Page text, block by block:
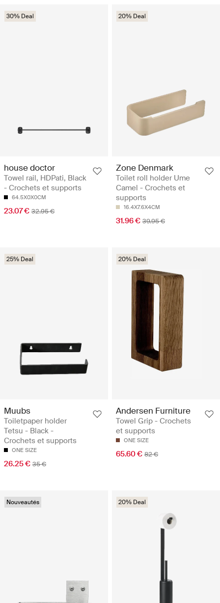
30% Deal
house doctor
Towel rail, HDPati, Black
- Crochets et supports
64.5X0X0CM
23.07 € 32.95 €
20% Deal
Zone Denmark
Toilet roll holder Ume
Camel - Crochets et
supports
16.4X7.6X4CM
31.96 € 39.95 €
25% Deal
Muubs
Toiletpaper holder
Tetsu - Black -
Crochets et supports
ONE SIZE
26.25 € 35 €
20% Deal
Andersen Furniture
Towel Grip - Crochets
et supports
ONE SIZE
65.60 € 82 €
Nouveautés 20% Deal